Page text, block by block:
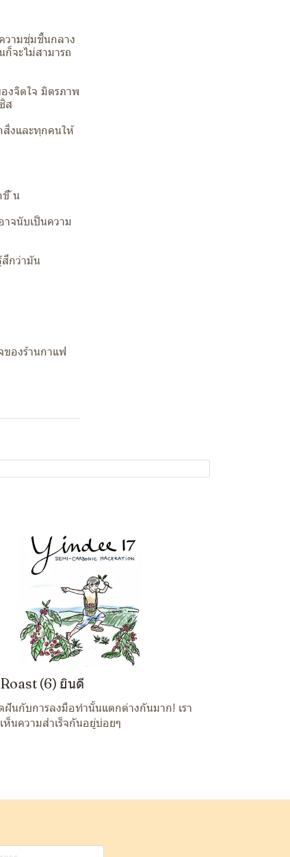
วามชุ่มชื้นกลาง
ก็จะไม่สามารถ
งจิตใจ มิตรภาพ
ส
สิ่งและทุกคนให้
ขึ ้น
าจนับเป็นความ
กว่ามัน
ของร้านกาแฟ
(6) ยินดี
ฝันกับการลงมือทำนั้นแตกต่างกันมาก! เรา
ห็นความสำเร็จกันอยู่บ่อยๆ